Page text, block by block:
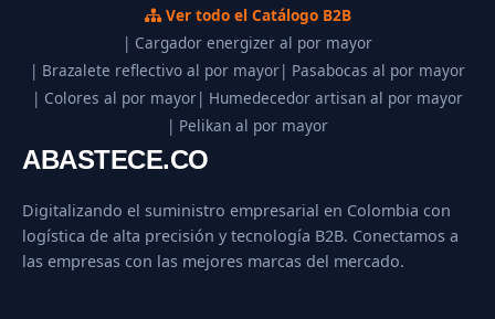
Ver todo el Catálogo B2B
| Cargador energizer al por mayor
| Brazalete reflectivo al por mayor| Pasabocas al por mayor
| Colores al por mayor| Humedecedor artisan al por mayor
| Pelikan al por mayor
ABASTECE.CO
Digitalizando el suministro empresarial en Colombia con
logística de alta precisión y tecnología B2B. Conectamos a
las empresas con las mejores marcas del mercado.